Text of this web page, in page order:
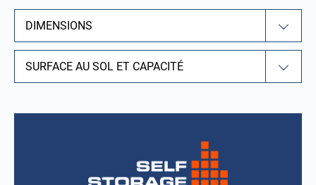
DIMENSIONS
SURFACE AU SOL ET CAPACITÉ